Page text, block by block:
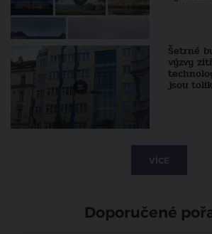
Šetrné
výzvy
jsou
VÍCE
Doporučené